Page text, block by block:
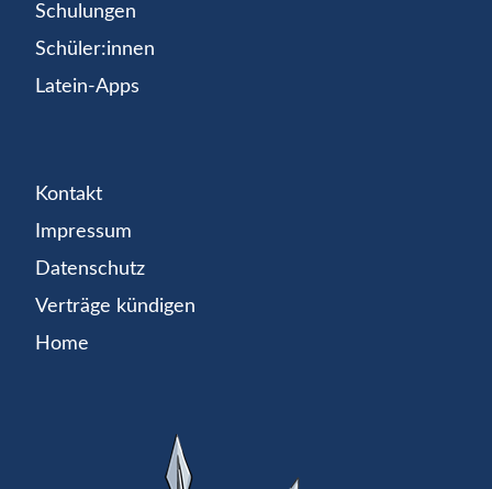
Schulungen
Schüler:innen
Latein-Apps
Kontakt
Impressum
Datenschutz
Verträge kündigen
Home